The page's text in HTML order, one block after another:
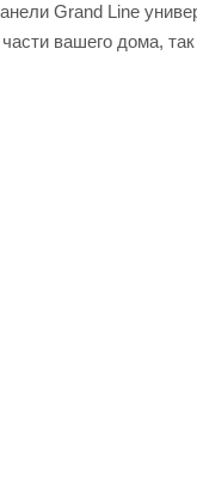
Grand Line
вашего дома,